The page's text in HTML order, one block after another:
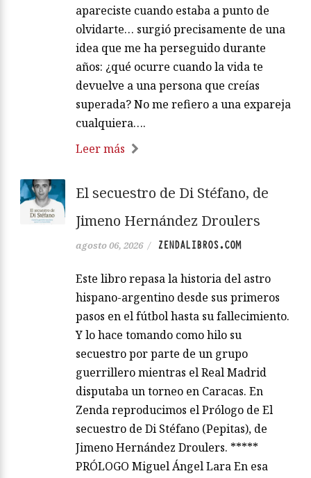
apareciste cuando estaba a punto de
olvidarte… surgió precisamente de una
idea que me ha perseguido durante
años: ¿qué ocurre cuando la vida te
devuelve a una persona que creías
superada? No me refiero a una expareja
cualquiera….
Leer más
El secuestro de Di Stéfano, de
Jimeno Hernández Droulers
agosto 06, 2026 / ZENDALIBROS.COM
Este libro repasa la historia del astro
hispano-argentino desde sus primeros
pasos en el fútbol hasta su fallecimiento.
Y lo hace tomando como hilo su
secuestro por parte de un grupo
guerrillero mientras el Real Madrid
disputaba un torneo en Caracas. En
Zenda reproducimos el Prólogo de El
secuestro de Di Stéfano (Pepitas), de
Jimeno Hernández Droulers. *****
PRÓLOGO Miguel Ángel Lara En esa